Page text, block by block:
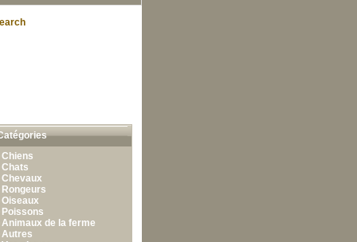
Chiens
Chats
Chevaux
Rongeurs
Oiseaux
Poissons
Animaux de la ferme
Autres